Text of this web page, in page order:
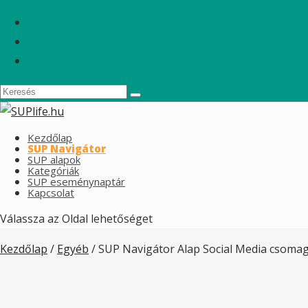
Kezdőlap
SUP Navigátor
SUP alapok
Kategóriák
SUP eseménynaptár
Kapcsolat
Válassza az Oldal lehetőséget
Kezdőlap / Egyéb / SUP Navigátor Alap Social Media